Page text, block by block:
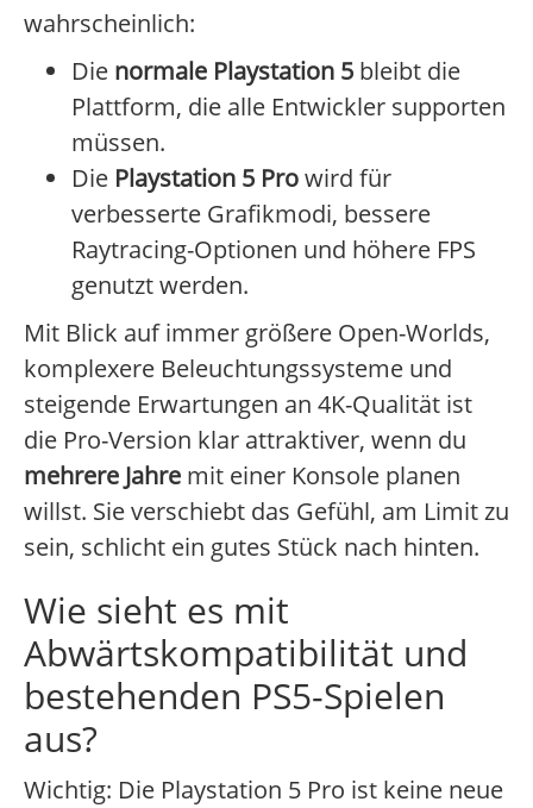
wahrscheinlich:
Die normale Playstation 5 bleibt die
Plattform, die alle Entwickler supporten
müssen.
Die Playstation 5 Prowird für
verbesserte Grafikmodi, bessere
Raytracing-Optionen und höhere FPS
genutzt werden.
Mit Blick auf immer größere Open-Worlds,
komplexere Beleuchtungssysteme und
steigende Erwartungen an 4K-Qualität ist
die Pro-Version klar attraktiver, wenn du
mehrere Jahre mit einer Konsole planen
willst. Sie verschiebt das Gefühl, am Limit zu
sein, schlicht ein gutes Stück nach hinten.
Wie sieht es mit
Abwärtskompatibilität und
bestehenden PS5-Spielen
aus?
Wichtig: Die Playstation 5 Pro ist keine neue